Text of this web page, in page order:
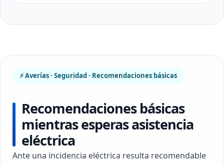
⚡ Averías · Seguridad · Recomendaciones básicas
Recomendaciones básicas
mientras esperas asistencia
eléctrica
Ante una incidencia eléctrica resulta recomendable